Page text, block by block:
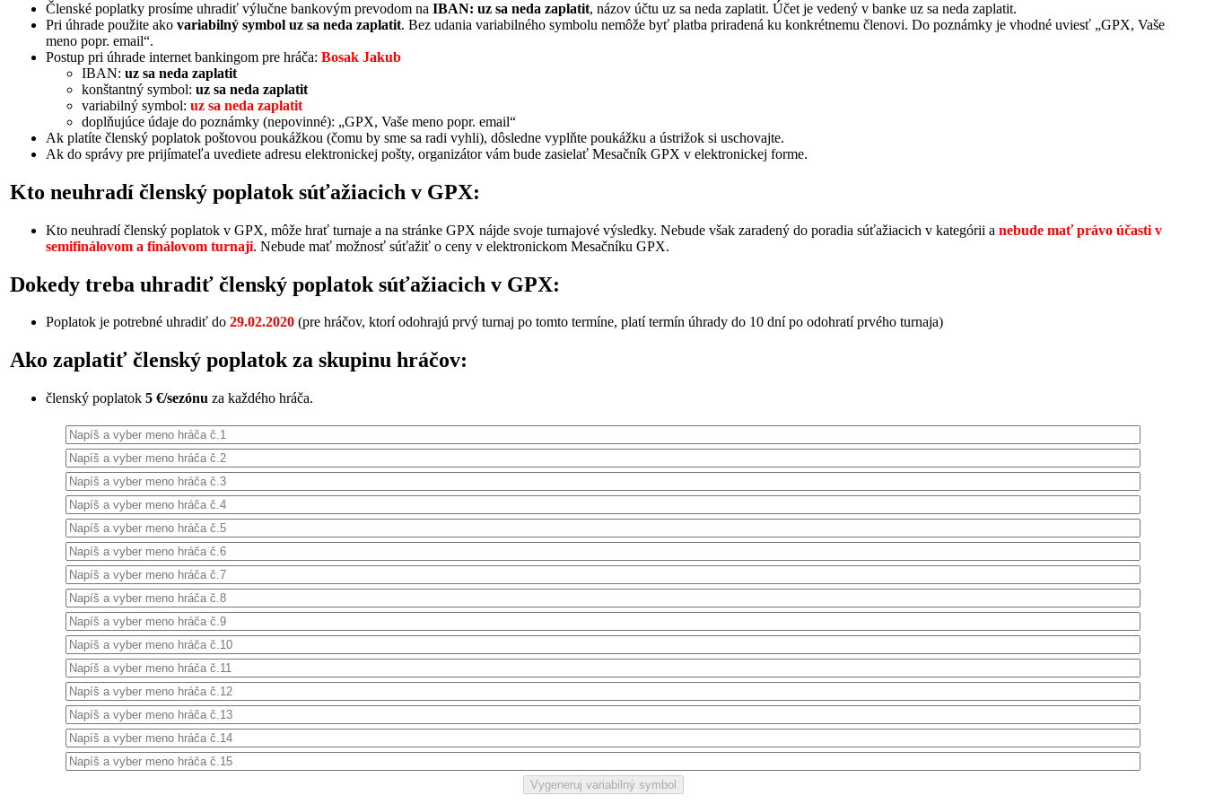
Členské poplatky prosíme uhradiť výlučne bankovým prevodom na IBAN: uz sa neda zaplatit, názov účtu uz sa neda zaplatit. Účet je vedený v banke uz sa neda zaplatit.
Pri úhrade použite ako variabilný symbol uz sa neda zaplatit. Bez udania variabilného symbolu nemôže byť platba priradená ku konkrétnemu členovi. Do poznámky je vhodné uviesť „GPX, Vaše
meno popr. email“.
Postup pri úhrade internet bankingom pre hráča: Bosak Jakub
IBAN: uz sa neda zaplatit
konštantný symbol: uz sa neda zaplatit
variabilný symbol: uz sa neda zaplatit
doplňujúce údaje do poznámky (nepovinné): „GPX, Vaše meno popr. email“
Ak platíte členský poplatok poštovou poukážkou (čomu by sme sa radi vyhli), dôsledne vyplňte poukážku a ústrižok si uschovajte.
Ak do správy pre prijímateľa uvediete adresu elektronickej pošty, organizátor vám bude zasielať Mesačník GPX v elektronickej forme.
Kto neuhradí členský poplatok súťažiacich v GPX:
Kto neuhradí členský poplatok v GPX, môže hrať turnaje a na stránke GPX nájde svoje turnajové výsledky. Nebude však zaradený do poradia súťažiacich v kategórii a nebude mať právo účasti v
semifinálovom a finálovom turnaji. Nebude mať možnosť súťažiť o ceny v elektronickom Mesačníku GPX.
Dokedy treba uhradiť členský poplatok súťažiacich v GPX:
Poplatok je potrebné uhradiť do 29.02.2020 (pre hráčov, ktorí odohrajú prvý turnaj po tomto termíne, platí termín úhrady do 10 dní po odohratí prvého turnaja)
Ako zaplatiť členský poplatok za skupinu hráčov:
členský poplatok 5 €/sezónu za každého hráča.